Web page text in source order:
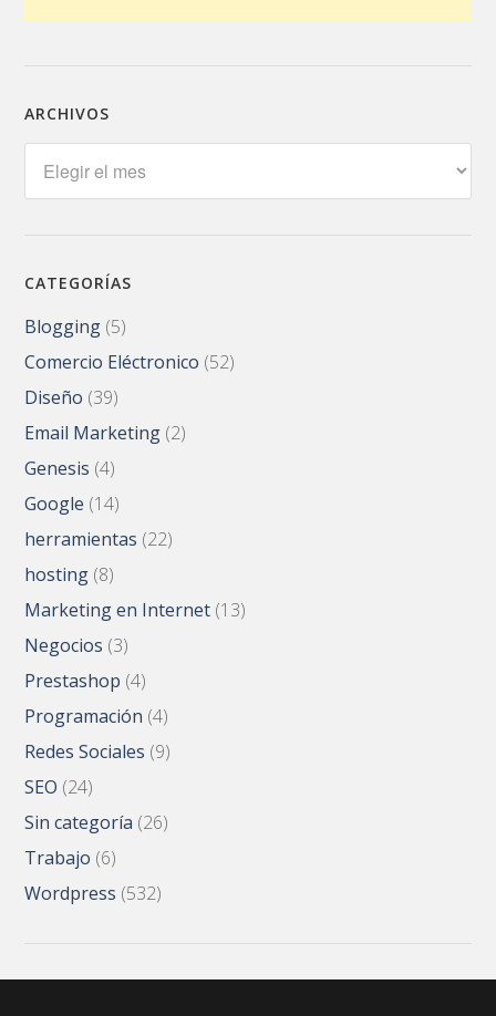
ARCHIVOS
CATEGORÍAS
Blogging (5)
Comercio Eléctronico (52)
Diseño (39)
Email Marketing (2)
Genesis (4)
Google (14)
herramientas (22)
hosting (8)
Marketing en Internet (13)
Negocios (3)
Prestashop (4)
Programación (4)
Redes Sociales (9)
SEO (24)
Sin categoría (26)
Trabajo (6)
Wordpress (532)